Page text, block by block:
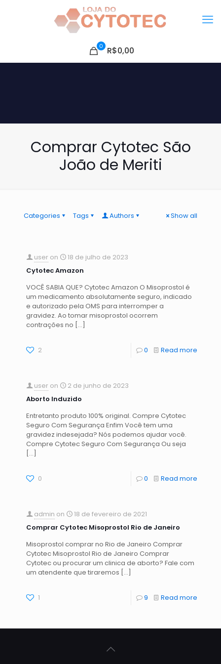
0 R$0,00
Comprar Cytotec São
João de Meriti
Categories Tags Authors Show all
user on
18 de julho de 2023
Cytotec Amazon
VOCÊ SABIA QUE? Cytotec Amazon O Misoprostol é
um medicamento absolutamente seguro, indicado
e autorizado pela OMS para interromper a
gravidez. Ao tomar misoprostol ocorrem
contrações no […]
2 0 Read more
user on
2 de junho de 2023
Aborto Induzido
Entretanto produto 100% original. Compre Cytotec
Seguro Com Segurança Enfim Você tem uma
gravidez indesejada? Nós podemos ajudar você.
Compre Cytotec Seguro Com Segurança Ou seja
[…]
0 0 Read more
admin on
18 de fevereiro de 2021
Comprar Cytotec Misoprostol Rio de Janeiro
Misoprostol comprar no Rio de Janeiro Comprar
Cytotec Misoprostol Rio de Janeiro Comprar
Cytotec ou procurar um clinica de aborto? Fale com
um atendente que tiraremos […]
1 9 Read more